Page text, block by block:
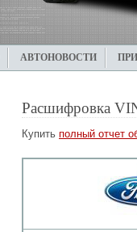
АВТОНОВОСТИ
Расшифровка
Купить полный отчет